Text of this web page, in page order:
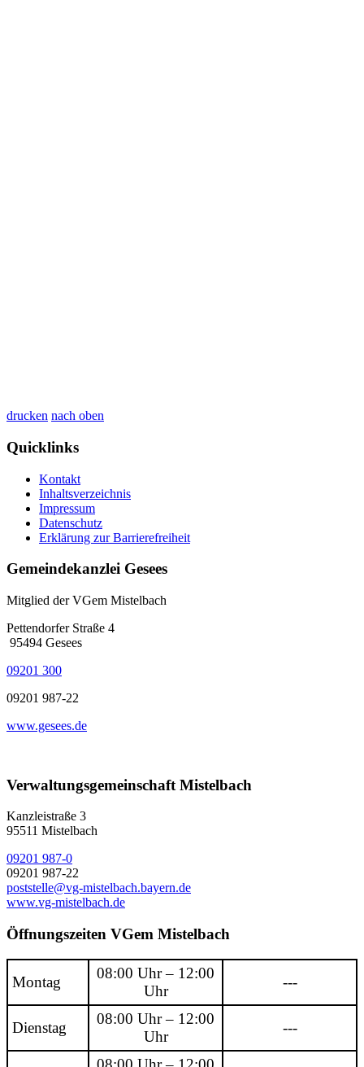
drucken nach oben
Quicklinks
Kontakt
Inhaltsverzeichnis
Impressum
Datenschutz
Erklärung zur Barrierefreiheit
Gemeindekanzlei Gesees
Mitglied der VGem Mistelbach
Pettendorfer Straße 4
95494 Gesees
09201 300
09201 987-22
www.gesees.de
Verwaltungsgemeinschaft Mistelbach
Kanzleistraße 3
95511 Mistelbach
09201 987-0
09201 987-22
poststelle@vg-mistelbach.bayern.de
www.vg-mistelbach.de
Öffnungszeiten VGem Mistelbach
Montag
08:00 Uhr – 12:00
Uhr
---
Dienstag
08:00 Uhr – 12:00
Uhr
---